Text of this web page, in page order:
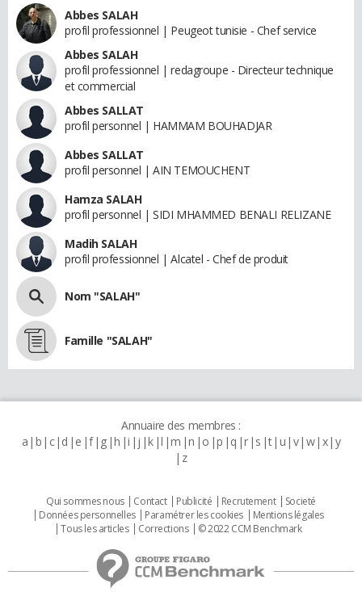
Abbes SALAH
profil professionnel | Peugeot tunisie - Chef service
Abbes SALAH
profil professionnel | redagroupe - Directeur technique
et commercial
Abbes SALLAT
profil personnel | HAMMAM BOUHADJAR
Abbes SALLAT
profil personnel | AIN TEMOUCHENT
Hamza SALAH
profil personnel | SIDI MHAMMED BENALI RELIZANE
Madih SALAH
profil professionnel | Alcatel - Chef de produit
Nom "SALAH"
Famille "SALAH"
Annuaire des membres :
a b c d e f g h i j k l m n o p q r s t u v w x y
z
Qui sommes nous Contact Publicité Recrutement
Societé
Données personnelles
Paramétrer les cookies
Mentions légales
Tous les articles
Corrections © 2022 CCM Benchmark